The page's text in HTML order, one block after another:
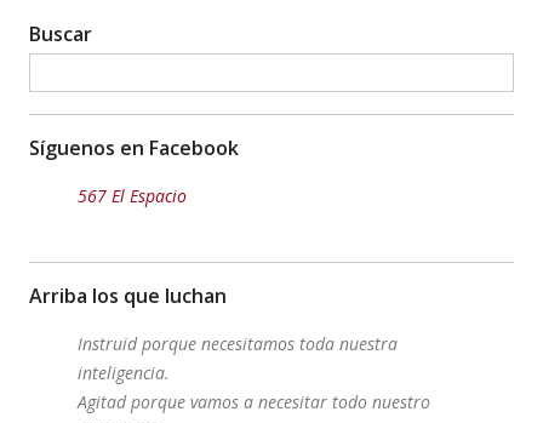
Buscar
Síguenos en Facebook
567 El Espacio
Arriba los que luchan
Instruid porque necesitamos toda nuestra
inteligencia.
Agitad porque vamos a necesitar todo nuestro